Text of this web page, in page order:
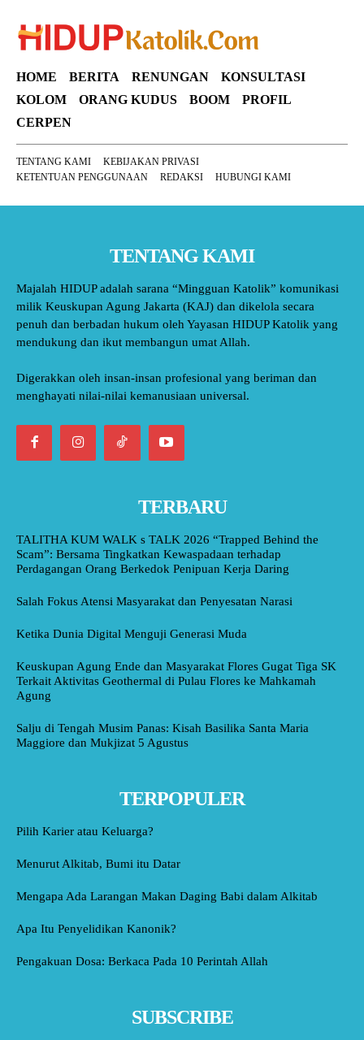
HOME BERITA RENUNGAN
KONSULTASI
KOLOM
ORANG KUDUS BOOM
PROFIL
CERPEN
TENTANG KAMI
KEBIJAKAN PRIVASI
KETENTUAN PENGGUNAAN
REDAKSI HUBUNGI KAMI
TENTANG KAMI
Majalah HIDUP adalah sarana “Mingguan Katolik” komunikasi
milik Keuskupan Agung Jakarta (KAJ) dan dikelola secara
penuh dan berbadan hukum oleh Yayasan HIDUP Katolik yang
mendukung dan ikut membangun umat Allah.
Digerakkan oleh insan-insan profesional yang beriman dan
menghayati nilai-nilai kemanusiaan universal.
TERBARU
TALITHA KUM WALK s TALK 2026 “Trapped Behind the
Scam”: Bersama Tingkatkan Kewaspadaan terhadap
Perdagangan Orang Berkedok Penipuan Kerja Daring
Salah Fokus Atensi Masyarakat dan Penyesatan Narasi
Ketika Dunia Digital Menguji Generasi Muda
Keuskupan Agung Ende dan Masyarakat Flores Gugat Tiga SK
Terkait Aktivitas Geothermal di Pulau Flores ke Mahkamah
Agung
Salju di Tengah Musim Panas: Kisah Basilika Santa Maria
Maggiore dan Mukjizat 5 Agustus
TERPOPULER
Pilih Karier atau Keluarga?
Menurut Alkitab, Bumi itu Datar
Mengapa Ada Larangan Makan Daging Babi dalam Alkitab
Apa Itu Penyelidikan Kanonik?
Pengakuan Dosa: Berkaca Pada 10 Perintah Allah
SUBSCRIBE